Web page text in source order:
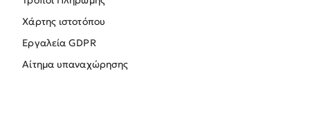
Χάρτης ιστοτόπου
Εργαλεία GDPR
Αίτημα υπαναχώρησης